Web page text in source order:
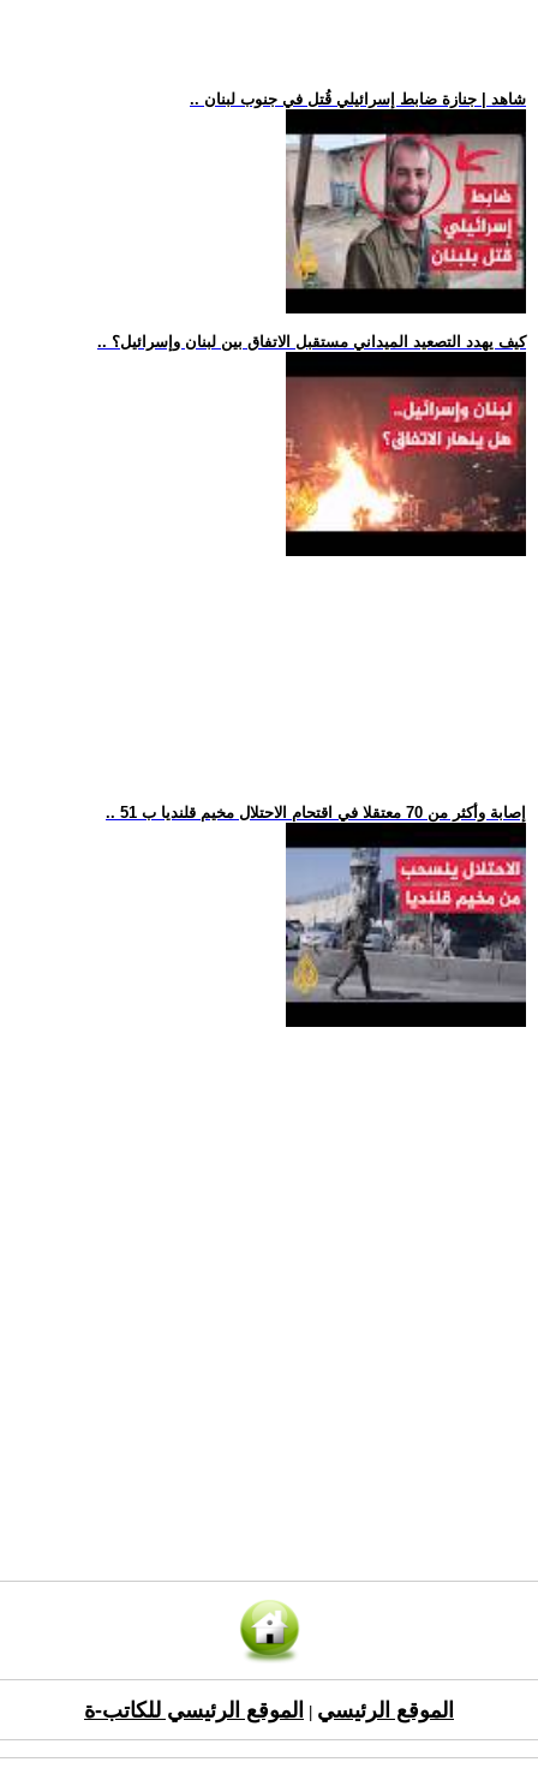
.. شاهد | جنازة ضابط إسرائيلي قُتل في جنوب لبنان
.. كيف يهدد التصعيد الميداني مستقبل الاتفاق بين لبنان وإسرائيل؟
.. 51 إصابة وأكثر من 70 معتقلا في اقتحام الاحتلال مخيم قلنديا ب
الموقع الرئيسي الموقع الرئيسي للكاتب-ة